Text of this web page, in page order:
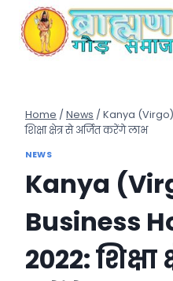
content
Home / News / Kanya
शिक्षा क्षेत्र से अर्जित करेंगे लाभ
NEWS
Kanya
Business
2022: शिक्षा